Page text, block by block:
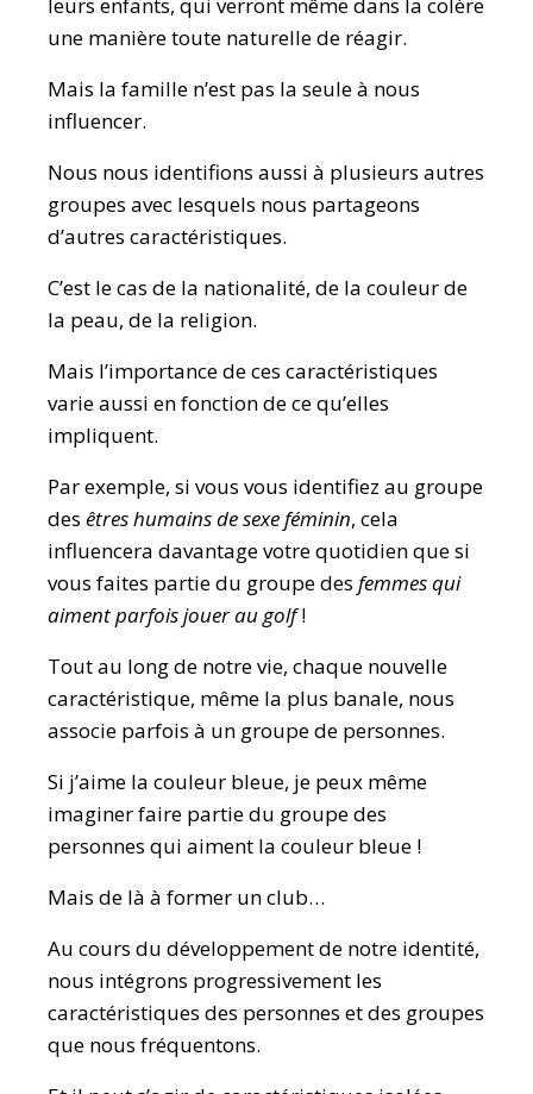
une manière toute naturelle de réagir.
Mais la famille n’est pas la seule à nous
influencer.
Nous nous identifions aussi à plusieurs autres
groupes avec lesquels nous partageons
d’autres caractéristiques.
C’est le cas de la nationalité, de la couleur de
la peau, de la religion.
Mais l’importance de ces caractéristiques
varie aussi en fonction de ce qu’elles
impliquent.
Par exemple, si vous vous identifiez au groupe
des êtres humains de sexe féminin, cela
influencera davantage votre quotidien que si
vous faites partie du groupe des femmes qui
aiment parfois jouer au golf!
Tout au long de notre vie, chaque nouvelle
caractéristique, même la plus banale, nous
associe parfois à un groupe de personnes.
Si j’aime la couleur bleue, je peux même
imaginer faire partie du groupe des
personnes qui aiment la couleur bleue !
Mais de là à former un club…
Au cours du développement de notre identité,
nous intégrons progressivement les
caractéristiques des personnes et des groupes
que nous fréquentons.